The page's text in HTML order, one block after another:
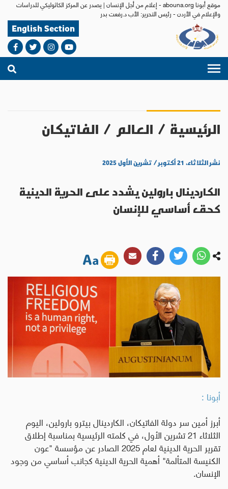
موقع أبونا abouna.org - إعلام من أجل الإنسان | يصدر عن المركز الكاثوليكي للدراسات
والإعلام في الأردن - رئيس التحرير: الأب د.رفعت بدر
English Section
الرئيسية / العالم / الفاتيكان
نشر الثلاثاء، ٢١ أكتوبر / تشرين الأول ٢٠٢٥
الكاردينال بارولين يشدد على الحرية الدينية
كحق أساسي للإنسان
أبونا :
أبرز أمين سر دولة الفاتيكان، الكاردينال بيترو بارولين، اليوم
الثلاثاء 21 تشرين الأول، في كلمته الرئيسية بمناسبة إطلاق
تقرير الحرية الدينية لعام 2025 الصادر عن مؤسسة "عون
الكنيسة المتألمة" أهمية الحرية الدينية كجانب أساسي من وجود
الإنسان.